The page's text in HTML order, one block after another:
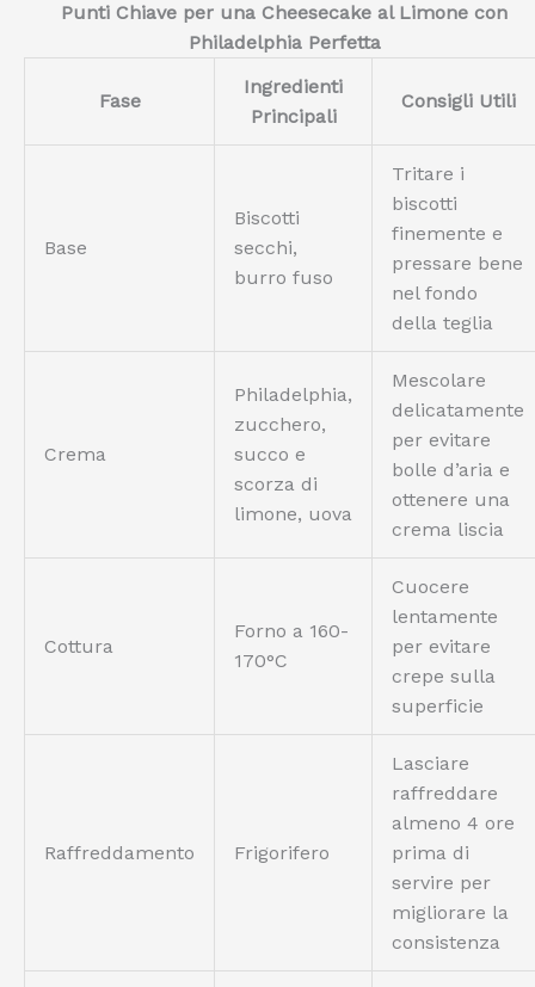
Punti Chiave per una Cheesecake al Limone con
Philadelphia Perfetta
Fase
Ingredienti
Principali
Consigli Utili
Base
Biscotti
secchi,
burro fuso
Tritare i
biscotti
finemente e
pressare bene
nel fondo
della teglia
Crema
Philadelphia,
zucchero,
succo e
scorza di
limone, uova
Mescolare
delicatamente
per evitare
bolle d’aria e
ottenere una
crema liscia
Cottura
Forno a 160-
170°C
Cuocere
lentamente
per evitare
crepe sulla
superficie
Raffreddamento Frigorifero
Lasciare
raffreddare
almeno 4 ore
prima di
servire per
migliorare la
consistenza